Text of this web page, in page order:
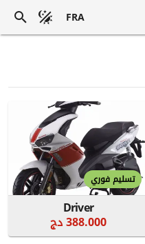
FRA
تسليم فوري
Driver
388.000 دج